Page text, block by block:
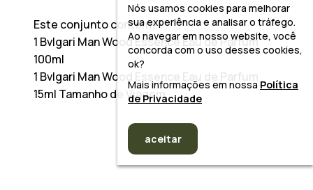
Este conjunto contém;
1 Bvlgari Man Wood Essence Eau de Parfum
100ml
1 Bvlgari Man Wood Essence Eau de Parfum
15ml Tamanho de Viagem
Nós usamos cookies para melhorar
sua experiência e analisar o tráfego.
Ao navegar em nosso website, você
concorda com o uso desses cookies,
ok?
Mais informações em nossa Política
de Privacidade
aceitar